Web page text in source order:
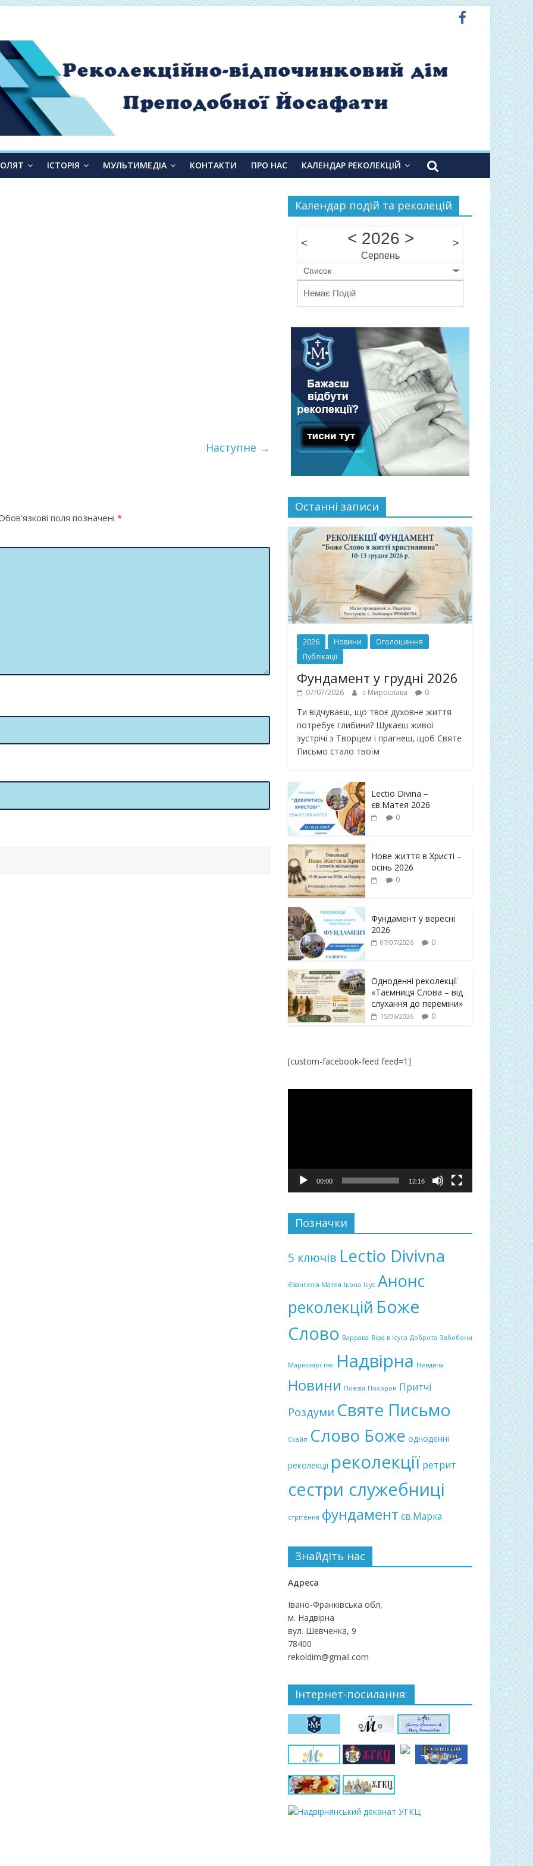
ІСТОРІЯ МУЛЬТИМЕДІА КОНТАКТИ ПРО НАС КАЛЕНДАР РЕКОЛЕКЦІЙ
Наступне →
поля позначені *
Календар подій та реколецій
< < 2026 >
Серпень
>
Список
Немає Подій
Останні записи
2026 Новини
Оголошення
Публікації
Фундамент у грудні 2026
07/07/2026 с Мирослава 0
Ти відчуваєш, що твоє духовне життя
потребує глибини? Шукаєш живої
зустрічі з Творцем і прагнеш, щоб Святе
Письмо стало твоїм
Lectio Divina –
єв.Матея 2026
0
Нове життя в Христі –
осінь 2026
0
Фундамент у вересні
2026
07/07/2026 0
Одноденні реколекції
«Таємниця Слова – від
слухання до переміни»
15/06/2026 0
[custom-facebook-feed feed=1]
00:00 12:16
Позначки
5 ключів Lectio Divivna
Євангелія Матея Ікона Ісус Анонс
реколекцій Боже
Слово Варрава Віра в Ісуса Доброта Забобони
Марновірство Надвірна Невдвча
Новини Поезія Похорон Притчі
Роздуми Святе Письмо
Скайп Слово Боже одноденні
реколекції реколекції ретрит
сестри служебниці
стрітення фундамент єв.Марка
Знайдіть нас
Адреса
Івано-Франківська обл,
м. Надвірна
вул. Шевченка, 9
78400
rekoldim@gmail.com
Інтернет-посилання: